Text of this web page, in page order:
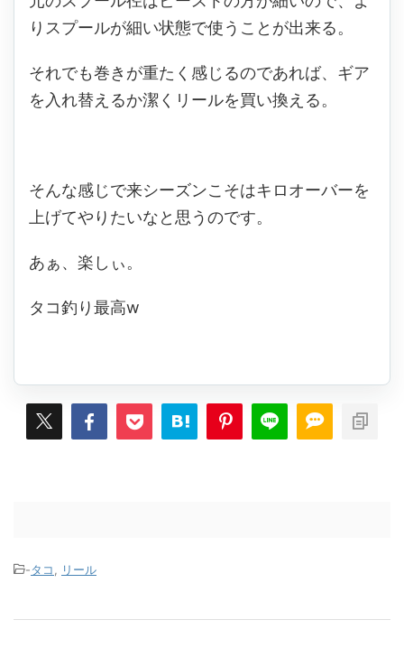
りスプールが細い状態で使うことが出来る。
それでも巻きが重たく感じるのであれば、ギア
を入れ替えるか潔くリールを買い換える。
そんな感じで来シーズンこそはキロオーバーを
上げてやりたいなと思うのです。
あぁ、楽しぃ。
タコ釣り最高w
-タコ リール